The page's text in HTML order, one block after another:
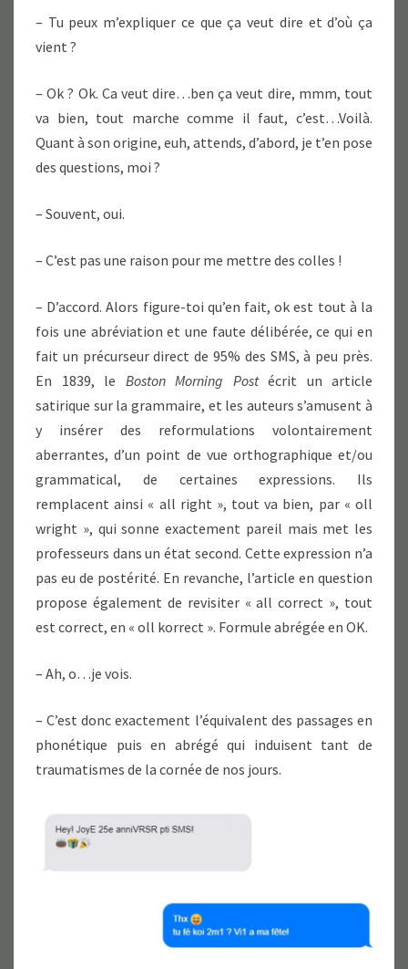
– Tu peux m’expliquer ce que ça veut dire et d’où ça
vient ?
– Ok ? Ok. Ca veut dire…ben ça veut dire, mmm, tout
va bien, tout marche comme il faut, c’est…Voilà.
Quant à son origine, euh, attends, d’abord, je t’en pose
des questions, moi ?
– Souvent, oui.
– C’est pas une raison pour me mettre des colles !
– D’accord. Alors figure-toi qu’en fait, ok est tout à la
fois une abréviation et une faute délibérée, ce qui en
fait un précurseur direct de 95% des SMS, à peu près.
En 1839, le Boston Morning Postécrit un article
satirique sur la grammaire, et les auteurs s’amusent à
y insérer des reformulations volontairement
aberrantes, d’un point de vue orthographique et/ou
grammatical, de certaines expressions. Ils
remplacent ainsi « all right », tout va bien, par « oll
wright », qui sonne exactement pareil mais met les
professeurs dans un état second. Cette expression n’a
pas eu de postérité. En revanche, l’article en question
propose également de revisiter « all correct », tout
est correct, en « oll korrect ». Formule abrégée en OK.
– Ah, o…je vois.
– C’est donc exactement l’équivalent des passages en
phonétique puis en abrégé qui induisent tant de
traumatismes de la cornée de nos jours.